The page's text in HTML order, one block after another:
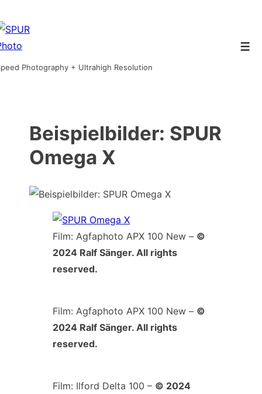
Zum
Inhalt
Photography + Ultrahigh Resolution
Beispielbilder: SPUR
Omega X
Film: Agfaphoto APX 100 New – ©
2024 Ralf Sänger. All rights
reserved.
Film: Agfaphoto APX 100 New – ©
2024 Ralf Sänger. All rights
reserved.
Film: Ilford Delta 100 – © 2024